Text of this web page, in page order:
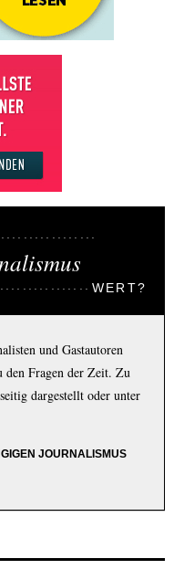
WERT?
und Gastautoren
Fragen der Zeit. Zu
dargestellt oder unter
JOURNALISMUS